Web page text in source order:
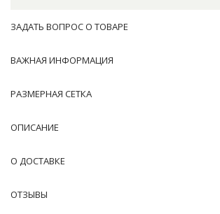
ЗАДАТЬ ВОПРОС О ТОВАРЕ
ВАЖНАЯ ИНФОРМАЦИЯ
РАЗМЕРНАЯ СЕТКА
ОПИСАНИЕ
О ДОСТАВКЕ
ОТЗЫВЫ